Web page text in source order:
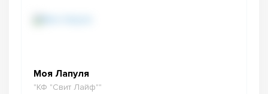
Моя Лапуля
"КФ "Свит Лайф""